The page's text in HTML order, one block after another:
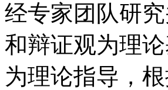
经专家团队研
和辩证观为理
为理论指导，